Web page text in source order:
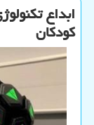
ابداع
كودكان